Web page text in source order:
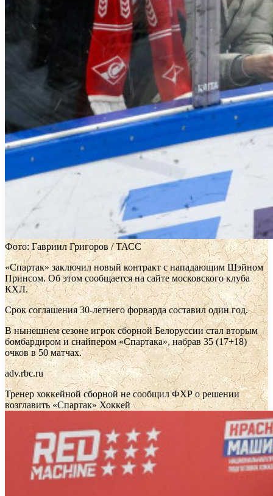
Фото: Гавриил Григоров / ТАСС
«Спартак» заключил новый контракт с нападающим Шэйном
Принсом. Об этом сообщается на сайте московского клуба
КХЛ.
Срок соглашения 30-летнего форварда составил один год.
В нынешнем сезоне игрок сборной Белоруссии стал вторым
бомбардиром и снайпером «Спартака», набрав 35 (17+18)
очков в 50 матчах.
adv.rbc.ru
Тренер хоккейной сборной не сообщил ФХР о решении
возглавить «Спартак» Хоккей